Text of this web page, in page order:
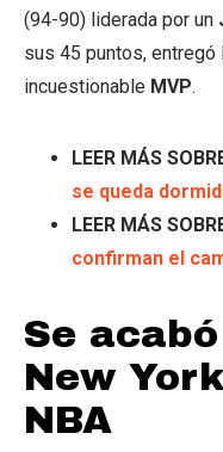
(94-90) liderada por un
sus 45 puntos,
incuestionable MVP.
LEER MÁS
se queda
LEER MÁS
confirman el
Se
New
NBA